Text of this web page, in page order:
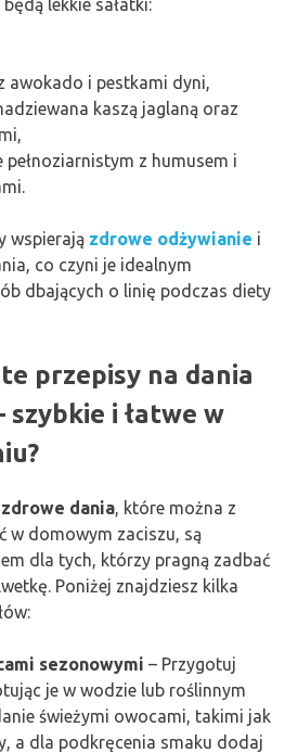
lekkie sałatki:
awokado i pestkami dyni,
kaszą jaglaną oraz
pełnoziarnistym z humusem i
wspierają zdrowe odżywianie i
co czyni je idealnym
dbających o linię podczas diety
przepisy na dania
szybkie i łatwe w
dania, które można z
w domowym zaciszu, są
dla tych, którzy pragną zadbać
Poniżej znajdziesz kilka
sezonowymi – Przygotuj
je w wodzie lub roślinnym
świeżymi owocami, takimi jak
a dla podkręcenia smaku dodaj